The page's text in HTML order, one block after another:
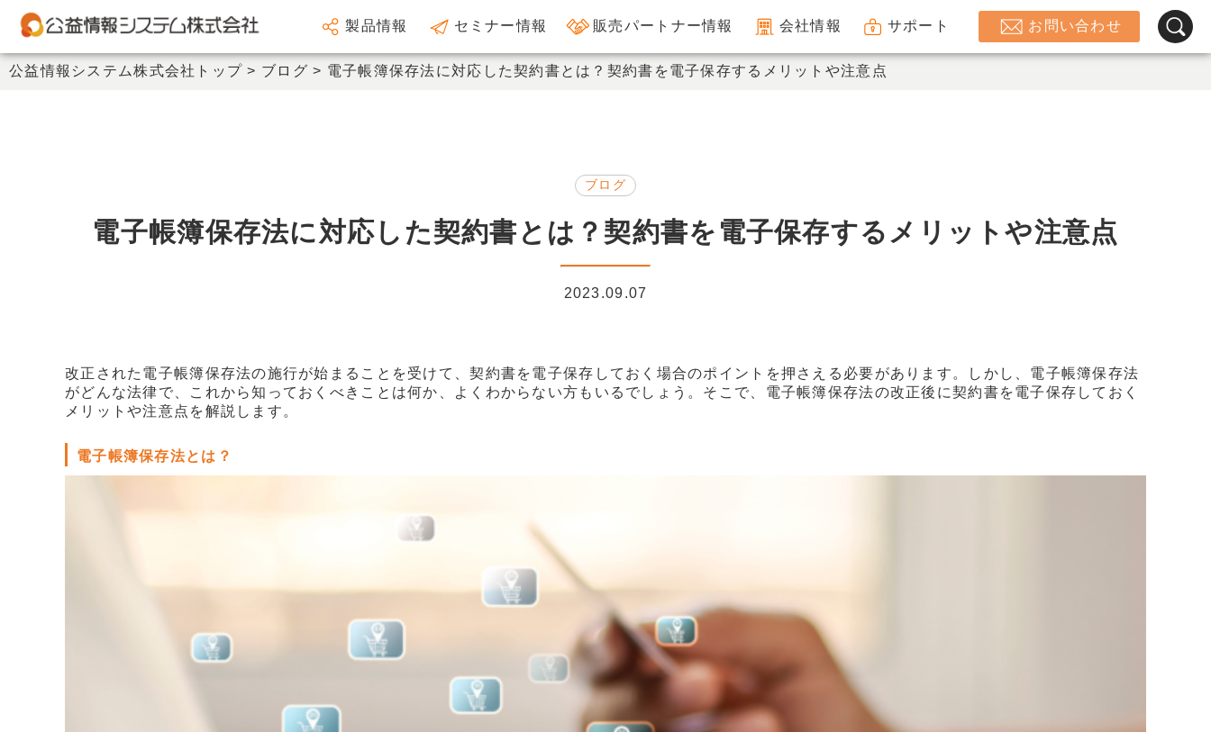
会計システム
販売パートナー情報
お問い合わせ
製品情報 セミナー情報 販売パートナー情報 会社情報 サポート お問い合わせ
公益情報システム株式会社トップ > ブログ > 電子帳簿保存法に対応した契約書とは？契約書を電子保存するメリットや注意点
ブログ
電子帳簿保存法に対応した契約書とは？契約書を電子保存するメリットや注意点
2023.09.07
改正された電子帳簿保存法の施行が始まることを受けて、契約書を電子保存しておく場合のポイントを押さえる必要があります。しかし、電子帳簿保存法
がどんな法律で、これから知っておくべきことは何か、よくわからない方もいるでしょう。そこで、電子帳簿保存法の改正後に契約書を電子保存しておく
メリットや注意点を解説します。
電子帳簿保存法とは？